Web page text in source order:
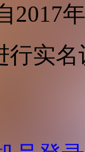
2017
行实名